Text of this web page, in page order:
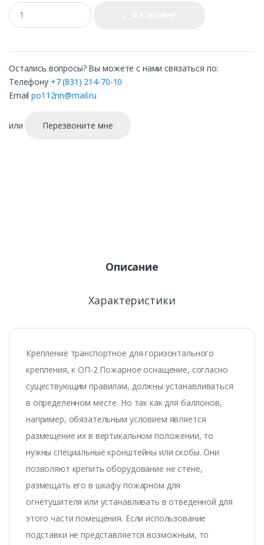
Остались вопросы? Вы можете с нами связаться по:
Телефону +7 (831) 214-70-10
Emailpo112nn@mail.ru
или Перезвоните мне
Описание
Характеристики
Крепление транспортное для горизонтального
крепления, к ОП-2 Пожарное оснащение, согласно
существующим правилам, должны устанавливаться
в определенном месте. Но так как для баллонов,
например, обязательным условием является
размещение их в вертикальном положении, то
нужны специальные кронштейны или скобы. Они
позволяют крепить оборудование не стене,
размещать его в шкафу пожарном для
огнетушителя или устанавливать в отведенной для
этого части помещения. Если использование
подставки не представляется возможным, то